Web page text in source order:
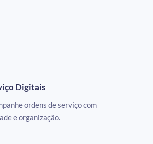
Digitais
ordens de serviço com
e organização.